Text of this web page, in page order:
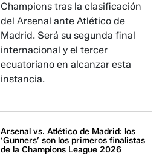
Champions tras la clasificación
del Arsenal ante Atlético de
Madrid. Será su segunda final
internacional y el tercer
ecuatoriano en alcanzar esta
instancia.
Arsenal vs. Atlético de Madrid: los
‘Gunners’ son los primeros finalistas
de la Champions League 2026